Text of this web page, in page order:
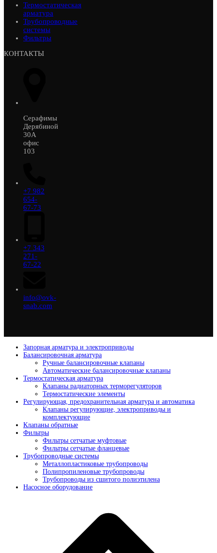
Термостатическая
арматура
Трубопроводные
системы
Фильтры
КОНТАКТЫ
Серафимы
Дерябиной
30А
офис
103
+7 982
654-
67-73
+7 343
271-
67-22
info@ovk-
snab.com
Запорная арматура и электроприводы
Балансировочная арматура
Ручные балансировочные клапаны
Автоматические балансировочные клапаны
Термостатическая арматура
Клапаны радиаторных терморегуляторов
Термостатические элементы
Регулирующая, предохранительная арматура и автоматика
Клапаны регулирующие, электроприводы и
комплектующие
Клапаны обратные
Фильтры
Фильтры сетчатые муфтовые
Фильтры сетчатые фланцевые
Трубопроводные системы
Металлопластиковые трубопроводы
Полипропиленовые трубопроводы
Трубопроводы из сшитого полиэтилена
Насосное оборудование